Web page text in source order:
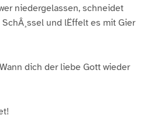
niedergelassen, schneidet
und lËffelt es mit Gier
Wann dich der liebe Gott wieder